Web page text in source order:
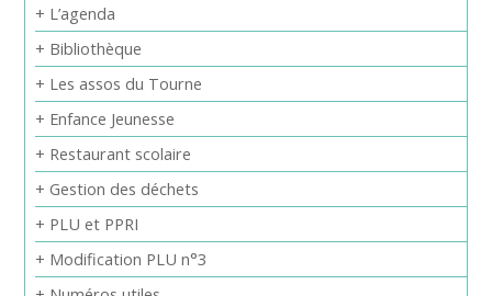
+ L’agenda
+ Bibliothèque
+ Les assos du Tourne
+ Enfance Jeunesse
+ Restaurant scolaire
+ Gestion des déchets
+ PLU et PPRI
+ Modification PLU n°3